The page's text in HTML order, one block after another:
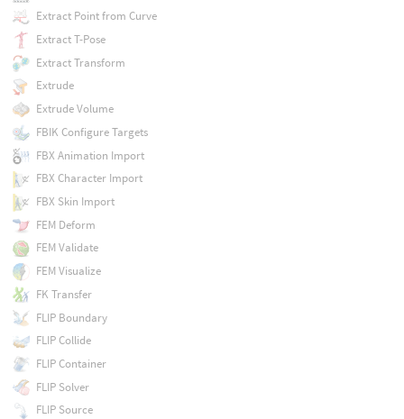
Extract Point from Curve
Extract T-Pose
Extract Transform
Extrude
Extrude Volume
FBIK Configure Targets
FBX Animation Import
FBX Character Import
FBX Skin Import
FEM Deform
FEM Validate
FEM Visualize
FK Transfer
FLIP Boundary
FLIP Collide
FLIP Container
FLIP Solver
FLIP Source